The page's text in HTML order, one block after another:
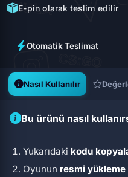
E-pin olarak teslim edilir
Otomatik Teslimat
Nasıl Kullanılır
Bu ürünü nasıl
Yukarıdaki kodu
Oyunun resmi